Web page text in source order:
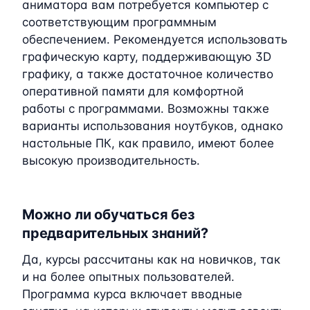
аниматора вам потребуется компьютер с
соответствующим программным
обеспечением. Рекомендуется использовать
графическую карту, поддерживающую 3D
графику, а также достаточное количество
оперативной памяти для комфортной
работы с программами. Возможны также
варианты использования ноутбуков, однако
настольные ПК, как правило, имеют более
высокую производительность.
Можно ли обучаться без
предварительных знаний?
Да, курсы рассчитаны как на новичков, так
и на более опытных пользователей.
Программа курса включает вводные